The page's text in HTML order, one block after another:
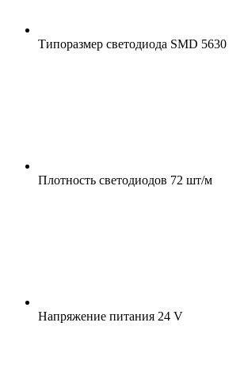
Типоразмер светодиода SMD 5630
Плотность светодиодов 72 шт/м
Напряжение питания 24 V